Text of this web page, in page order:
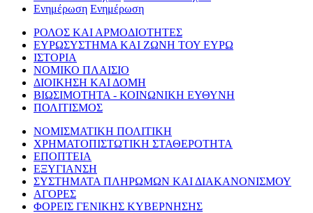
Ενημέρωση Ενημέρωση
ΡΟΛΟΣ ΚΑΙ ΑΡΜΟΔΙΟΤΗΤΕΣ
ΕΥΡΩΣΥΣΤΗΜΑ ΚΑΙ ΖΩΝΗ ΤΟΥ ΕΥΡΩ
ΙΣΤΟΡΙΑ
ΝΟΜΙΚΟ ΠΛΑΙΣΙΟ
ΔΙΟΙΚΗΣΗ ΚΑΙ ΔΟΜΗ
ΒΙΩΣΙΜΟΤΗΤΑ - ΚΟΙΝΩΝΙΚΗ ΕΥΘΥΝΗ
ΠΟΛΙΤΙΣΜΟΣ
ΝΟΜΙΣΜΑΤΙΚΗ ΠΟΛΙΤΙΚΗ
ΧΡΗΜΑΤΟΠΙΣΤΩΤΙΚΗ ΣΤΑΘΕΡΟΤΗΤΑ
ΕΠΟΠΤΕΙΑ
ΕΞΥΓΙΑΝΣΗ
ΣΥΣΤΗΜΑΤΑ ΠΛΗΡΩΜΩΝ ΚΑΙ ΔΙΑΚΑΝΟΝΙΣΜΟΥ
ΑΓΟΡΕΣ
ΦΟΡΕΙΣ ΓΕΝΙΚΗΣ ΚΥΒΕΡΝΗΣΗΣ